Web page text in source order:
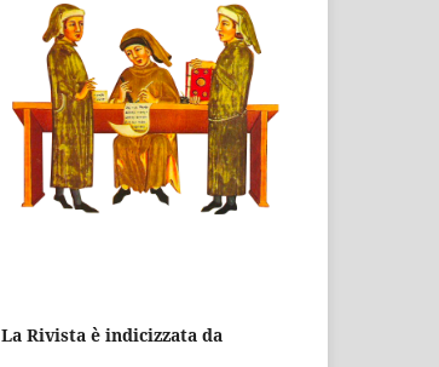
La Rivista è indicizzata da